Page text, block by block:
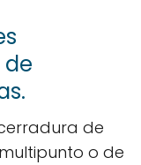
de
o de